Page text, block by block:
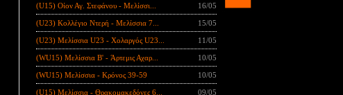
(U15) Οίον Αγ. Στεφάνου - Μελίσσι... 16/05
(U23) Κολλέγιο Ντερή - Μελίσσια 7... 15/05
(U23) Μελίσσια U23 - Χολαργός U23... 11/05
(WU15) Μελίσσια B' - Άρτεμις Αχαρ... 10/05
(WU15) Μελίσσια - Κρόνος 39-59 10/05
(U15) Μελίσσια - Θρακομακεδόνες 6... 09/05